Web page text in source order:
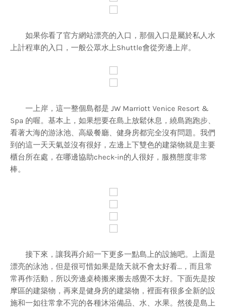
如果你看了官方網站漂亮的入口，那個入口是屬於私人水
上計程車的入口，一般公眾水上Shuttle會從旁邊上岸。
一上岸，這一整個島都是 JW Marriott Venice Resort &
Spa 的喔。基本上，如果想要在島上放鬆休息，繞島跑跑步、
看著大海的游泳池、高級餐廳、健身房都完全沒有問題。我們
到的這一天天氣並沒有很好，左邊上下雙色的建築物就是主要
櫃台所在處，在哪邊協助check-in的人很好，服務態度非常
棒。
接下來，讓我再介紹一下更多一點島上的設施吧。上面是
漂亮的泳池，但是很可惜如果是陰天就不會太好看...，而且常
常再作活動，所以旁邊桌椅搬來搬去感覺不太好。下面先是按
摩區的建築物，再來是健身房的建築物，裡面有很多全新的設
施和一如往常拿不完的各種沐浴備品、水、水果。然後是島上